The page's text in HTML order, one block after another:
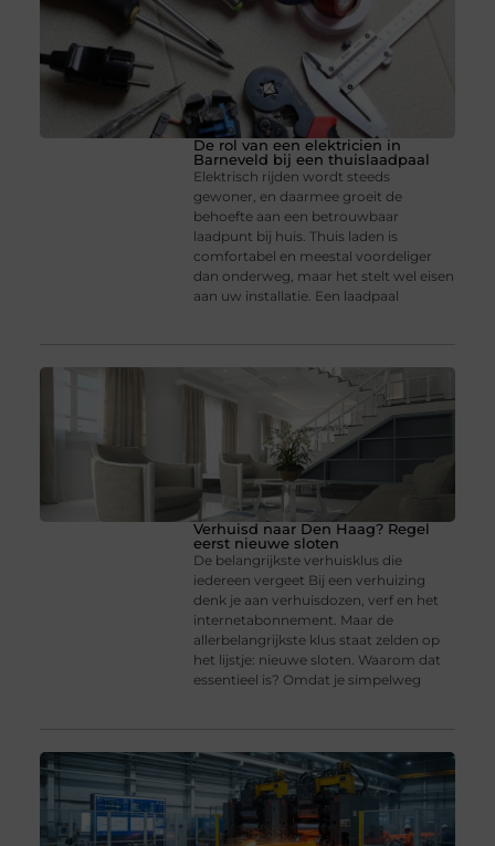
De rol van een elektricien in
Barneveld bij een thuislaadpaal
Elektrisch rijden wordt steeds
gewoner, en daarmee groeit de
behoefte aan een betrouwbaar
laadpunt bij huis. Thuis laden is
comfortabel en meestal voordeliger
dan onderweg, maar het stelt wel eisen
aan uw installatie. Een laadpaal
Verhuisd naar Den Haag? Regel
eerst nieuwe sloten
De belangrijkste verhuisklus die
iedereen vergeet Bij een verhuizing
denk je aan verhuisdozen, verf en het
internetabonnement. Maar de
allerbelangrijkste klus staat zelden op
het lijstje: nieuwe sloten. Waarom dat
essentieel is? Omdat je simpelweg